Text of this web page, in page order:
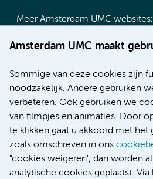
Amsterdam UMC maakt
Sommige van deze cookies zijn
noodzakelijk. Andere gebruiken
verbeteren. Ook gebruiken we
van filmpjes en animaties. Door
te klikken gaat u akkoord met het
zoals omschreven in ons
"cookies weigeren", dan worden
analytische cookies geplaatst.
Meer Amsterdam UMC websites:
Werken bij Amsterdam UMC
Nieuws
Research
Educatie locatie AMC
Educatie locatie VUmc
Verwijzen & diagnostiek